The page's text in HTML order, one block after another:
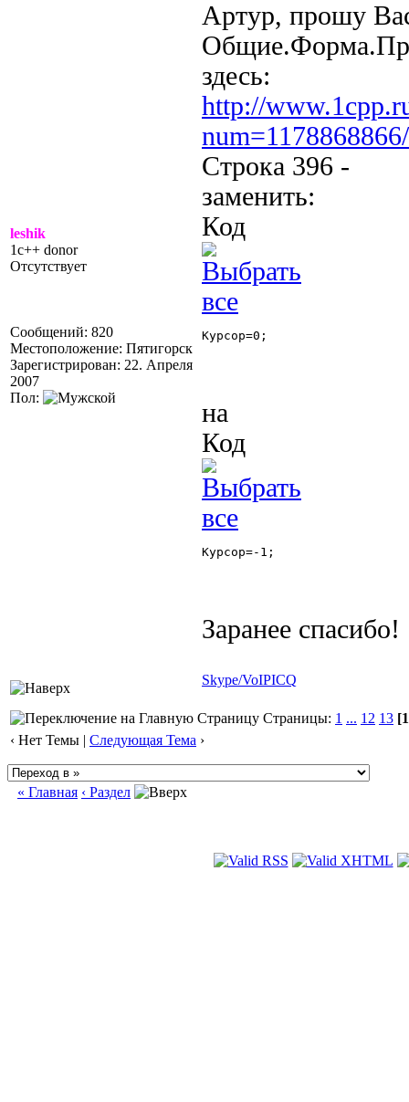
leshik
1c++ donor
Отсутствует
Сообщений: 820
Местоположение: Пятигорск
Зарегистрирован: 22. Апреля
2007
Пол:
Артур, прошу
здесь:
http://
Строка 396 -
заменить:
Код
Курсор=0;
на
Код
Курсор=-1;
Заранее спасибо!
Skype/VoIPICQ
Страницы: 1 ... 12 13
‹ Нет Темы | Следующая Тема ›
« Главная ‹ Раздел